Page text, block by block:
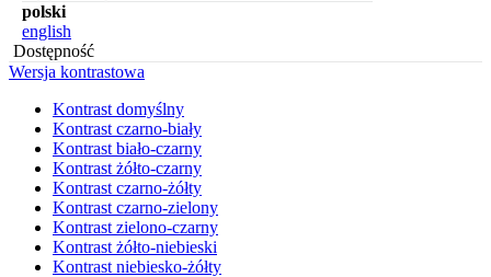
polski
english
Dostępność
Wersja kontrastowa
Kontrast domyślny
Kontrast czarno-biały
Kontrast biało-czarny
Kontrast żółto-czarny
Kontrast czarno-żółty
Kontrast czarno-zielony
Kontrast zielono-czarny
Kontrast żółto-niebieski
Kontrast niebiesko-żółty